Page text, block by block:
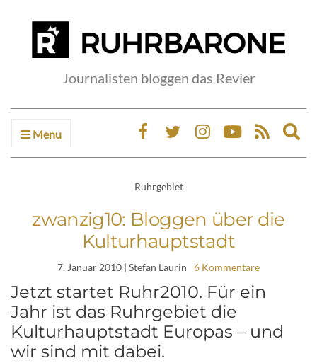
Journalisten bloggen das Revier
Menu
Ruhrgebiet
zwanzig10: Bloggen über die
Kulturhauptstadt
7. Januar 2010 | Stefan Laurin 6 Kommentare
Jetzt startet Ruhr2010. Für ein
Jahr ist das Ruhrgebiet die
Kulturhauptstadt Europas – und
wir sind mit dabei.